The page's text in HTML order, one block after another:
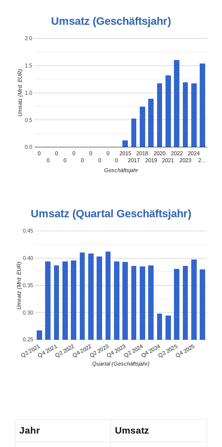
Umsatz (Geschäftsjahr)
0
0
0
0
0
0
0
0
0
0
2015
2017
2018
2019
2020
2021
2022
2023
2024
2…
0.0
0.5
1.0
1.5
2.0
Geschäftsjahr
Umsatz (Mrd. EUR)
Umsatz (Quartal Geschäftsjahr)
Q2 2021Q4 2021Q2 2022Q4 2022Q2 2023Q4 2023Q2 2024Q4 2024Q2 2025Q4 2025
0.25
0.30
0.35
0.40
0.45
Quartal (Geschäftsjahr)
Umsatz (Mrd. EUR)
Jahr Umsatz